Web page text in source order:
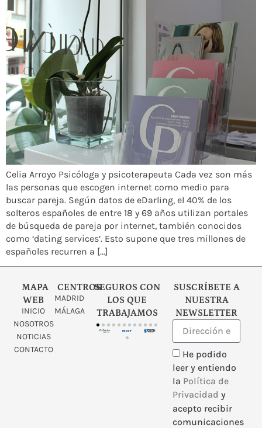
Celia Arroyo Psicóloga y psicoterapeuta Cada vez son más
las personas que escogen internet como medio para
buscar pareja. Según datos de eDarling, el 40% de los
solteros españoles de entre 18 y 69 años utilizan portales
de búsqueda de pareja por internet, también conocidos
como ‘dating services’. Esto supone que tres millones de
españoles recurren a […]
MAPA
WEB
INICIO
NOSOTROS
NOTICIAS
CONTACTO
CENTROS
MADRID
MÁLAGA
SEGUROS CON
LOS QUE
TRABAJAMOS
SUSCRÍBETE A
NUESTRA
NEWSLETTER
He podido
leer y entiendo
la Política de
Privacidad y
acepto recibir
comunicaciones